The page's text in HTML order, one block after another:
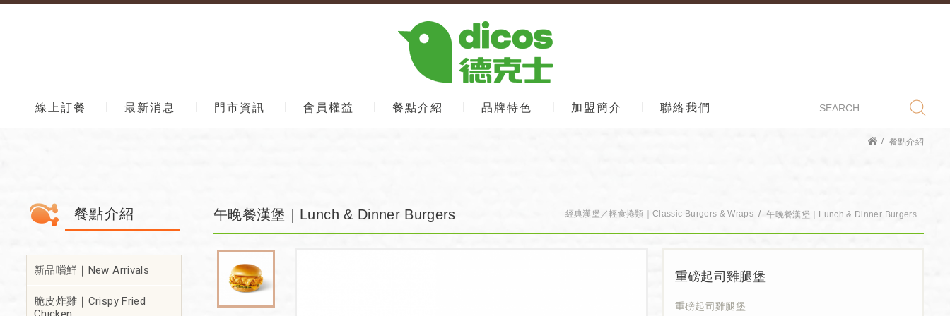
線上訂餐 最新消息 門市資訊 會員權益 餐點介紹 品牌特色 加盟簡介 聯絡我們
餐點介紹
餐點介紹
餐點介紹
新品嚐鮮｜New Arrivals
脆皮炸雞｜Crispy Fried
午晚餐漢堡｜Lunch & Dinner Burgers 經典漢堡／輕食捲類｜Classic Burgers & Wraps 午晚餐漢堡｜Lunch & Dinner Burgers
重磅起司雞腿堡
重磅起司雞腿堡